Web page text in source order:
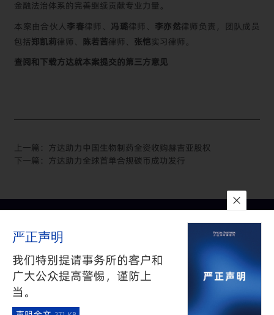
金融法治体系的完善继续贡献专业力量。
本案由合伙人李春律师、 冯璐律师、 李亦然律师负责，团队成员
包括郑凯莉律师、 陈若茜律师、 张恺实习律师。
查阅和下载方达就本案提交的第三方意见
上一篇： 方达助力中国生物制药全资收购赫吉亚股权
下一篇： 方达助力全球首单合规碳币成功发行
沪ICP备05009743号-1
沪公网安备 31010602002626号
©2025 FANGDA PARTNERS. ALL RIGHTS RESERVED 上海市方达
律师事务所版权所有
严正声明
我们特别提请事务所的客户和
广大公众提高警惕，谨防上
当。